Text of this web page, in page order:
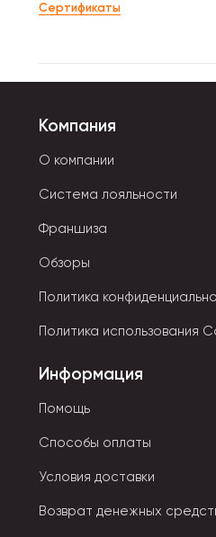
Сертификаты
Компания
О компании
Система лояльности
Франшиза
Обзоры
Политика
Политика использования
Информация
Помощь
Способы оплаты
Условия доставки
Возврат денежных